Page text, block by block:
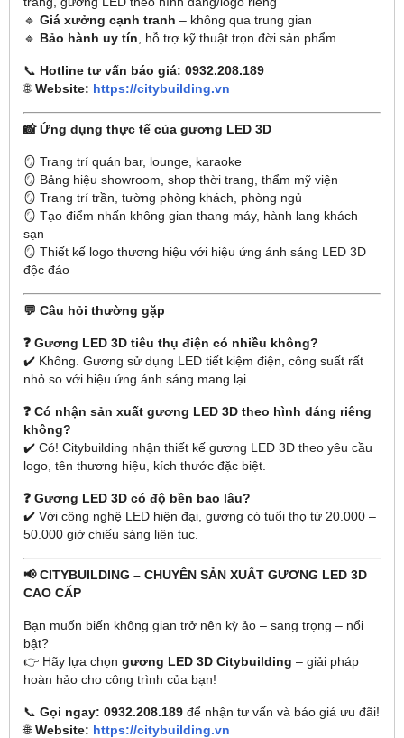
🔹 Giá xưởng cạnh tranh – không qua trung gian
🔹 Bảo hành uy tín , hỗ trợ kỹ thuật trọn đời sản phẩm
📞 Hotline tư vấn báo giá: 0932.208.189
🌐Website: https://citybuilding.vn
📸 Ứng dụng thực tế của gương LED 3D
🪞 Trang trí quán bar, lounge, karaoke
🪞 Bảng hiệu showroom, shop thời trang, thẩm mỹ viện
🪞 Trang trí trần, tường phòng khách, phòng ngủ
🪞 Tạo điểm nhấn không gian thang máy, hành lang khách
sạn
🪞 Thiết kế logo thương hiệu với hiệu ứng ánh sáng LED 3D
độc đáo
💬 Câu hỏi thường gặp
❓ Gương LED 3D tiêu thụ điện có nhiều không?
✔️ Không. Gương sử dụng LED tiết kiệm điện, công suất rất
nhỏ so với hiệu ứng ánh sáng mang lại.
❓ Có nhận sản xuất gương LED 3D theo hình dáng riêng
không?
✔️ Có! Citybuilding nhận thiết kế gương LED 3D theo yêu cầu
logo, tên thương hiệu, kích thước đặc biệt.
❓ Gương LED 3D có độ bền bao lâu?
✔️ Với công nghệ LED hiện đại, gương có tuổi thọ từ 20.000 –
50.000 giờ chiếu sáng liên tục.
📢 CITYBUILDING – CHUYÊN SẢN XUẤT GƯƠNG LED 3D
CAO CẤP
Bạn muốn biến không gian trở nên kỳ ảo – sang trọng – nổi
bật?
👉 Hãy lựa chọn gương LED 3D Citybuilding – giải pháp
hoàn hảo cho công trình của bạn!
📞 Gọi ngay: 0932.208.189 để nhận tư vấn và báo giá ưu đãi!
🌐Website: https://citybuilding.vn